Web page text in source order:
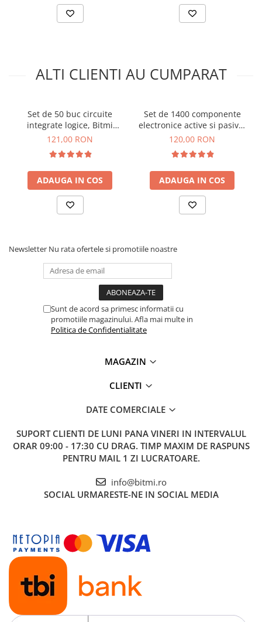
ALTI CLIENTI AU CUMPARAT
Set de 50 buc circuite
integrate logice, Bitmi
11307
121,00 RON
ADAUGA IN COS
Set de 1400 componente
electronice active si pasive,
Bitmi 11303
120,00 RON
ADAUGA IN COS
Newsletter Nu rata ofertele si promotiile noastre
Sunt de acord sa primesc informatii cu
promotiile magazinului. Afla mai multe in
Politica de Confidentialitate
MAGAZIN
CLIENTI
DATE COMERCIALE
SUPORT CLIENTI DE LUNI PANA VINERI IN INTERVALUL
ORAR 09:00 - 17:30 CU DRAG. TIMP MAXIM DE RASPUNS
PENTRU MAIL 1 ZI LUCRATOARE.
info@bitmi.ro
SOCIAL URMARESTE-NE IN SOCIAL MEDIA